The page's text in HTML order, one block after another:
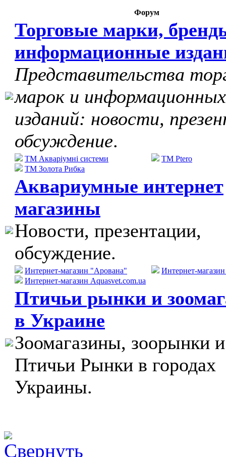
Форум
Торговые марки,
информационные
Представительства
марок и информационных
изданий: новости,
обсуждение.
ТМ Акваріумні системи
ТМ Золота Рибка
TM Ptero
Аквариумные интернет
магазины
Новости, презентации,
обсуждение.
Интернет-магазин "Арована"
Интернет-магазин Aquasvet.com.ua
Интернет-
Птичьи рынки и
в Украине
Зоомагазины, зоорынки и
Птичьи Рынки в городах
Украины.